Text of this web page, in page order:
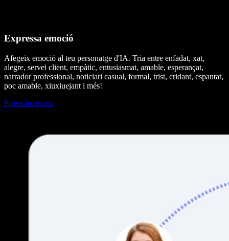
Expressa emoció
Afegeix emoció al teu personatge d'IA. Tria entre enfadat, xat,
alegre, servei client, empàtic, entusiasmat, amable, esperançat,
narrador professional, noticiari casual, formal, trist, cridant, espantat,
poc amable, xiuxiuejant i més!
Prova-ho gratis